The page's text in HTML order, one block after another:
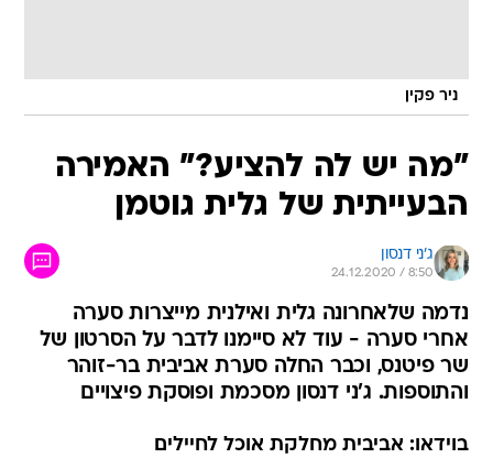
ניר פקין
"מה יש לה להציע?" האמירה
הבעייתית של גלית גוטמן
ג'ני דנסון
24.12.2020 / 8:50
נדמה שלאחרונה גלית ואילנית מייצרות סערה
אחרי סערה - עוד לא סיימנו לדבר על הסרטון של
שר פיטנס, וכבר החלה סערת אביבית בר-זוהר
והתוספות. ג'ני דנסון מסכמת ופוסקת פיצויים
בוידאו: אביבית מחלקת אוכל לחיילים